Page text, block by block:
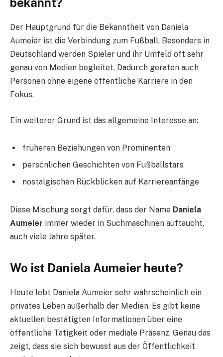
Der Hauptgrund für die Bekanntheit von Daniela
Aumeier ist die Verbindung zum Fußball. Besonders in
Deutschland werden Spieler und ihr Umfeld oft sehr
genau von Medien begleitet. Dadurch geraten auch
Personen ohne eigene öffentliche Karriere in den
Fokus.
Ein weiterer Grund ist das allgemeine Interesse an:
früheren Beziehungen von Prominenten
persönlichen Geschichten von Fußballstars
nostalgischen Rückblicken auf Karriereanfänge
Diese Mischung sorgt dafür, dass der Name Daniela
Aumeier immer wieder in Suchmaschinen auftaucht,
auch viele Jahre später.
Wo ist Daniela Aumeier heute?
Heute lebt Daniela Aumeier sehr wahrscheinlich ein
privates Leben außerhalb der Medien. Es gibt keine
aktuellen bestätigten Informationen über eine
öffentliche Tätigkeit oder mediale Präsenz. Genau das
zeigt, dass sie sich bewusst aus der Öffentlichkeit